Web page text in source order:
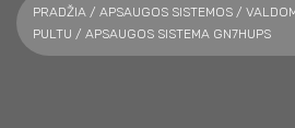
PRADŽIA / APSAUGOS SISTEMOS /
PULTU / APSAUGOS SISTEMA GN7HUPS